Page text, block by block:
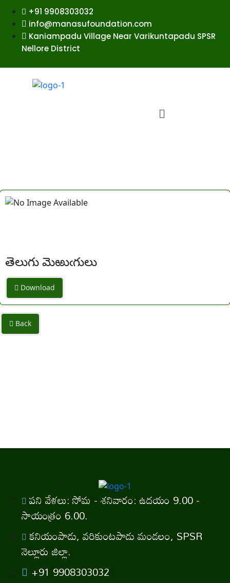
+91 9908303032
info@manasufoundation.com
Kaniampadu Village Near Varikuntapadu SPSR
Nellore District
తెలుగు మెఱుఁగులు
Download
Back
పని వేళలు: సోమ - శనివారం: ఉదయం 9.00 -
సాయంత్రం 6.00.
కనియంపాడు, వరికుంటపాడు మండలం, SPSR
నెల్లూరు జిల్లా.
+91 9908303032